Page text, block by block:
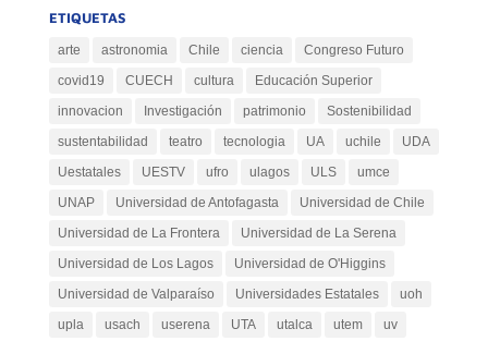
ETIQUETAS
arte astronomia Chile ciencia
Congreso Futuro
covid19
CUECH cultura
Educación Superior
innovacion
Investigación patrimonio
Sostenibilidad
sustentabilidad
teatro tecnologia UA uchile
UDA
Uestatales
UESTV ufro ulagos ULS
umce
UNAP
Universidad de Antofagasta
Universidad de Chile
Universidad de La Frontera
Universidad de La Serena
Universidad de Los Lagos
Universidad de O'Higgins
Universidad de Valparaíso
Universidades Estatales
uoh
upla
usach userena UTA utalca utem
uv